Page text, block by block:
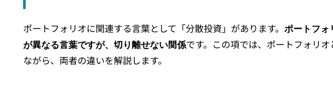
①目標利回りや投資額を考える
②資産・地域・時間の分散を考える
ポートフォリオにおける不動産投資の割合は「30～50％」
ポートフォリオに関連する言葉として「分散投資」があります。 ポートフォ
が異なる言葉ですが、切り離せない関係です。この項では、ポートフォリ
ながら、両者の違いを解説します。